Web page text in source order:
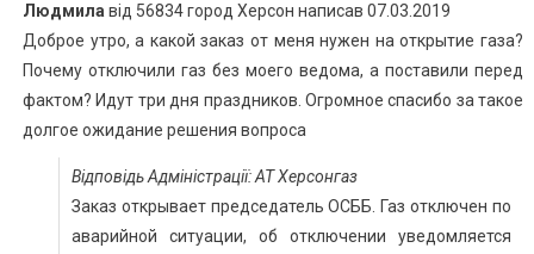
Людмила від 56834 город Херсон написав 07.03.2019
Доброе утро, а какой заказ от меня нужен на открытие газа?
Почему отключили газ без моего ведома, а поставили перед
фактом? Идут три дня праздников. Огромное спасибо за такое
долгое ожидание решения вопроса
Відповідь Адміністрації: АТ Херсонгаз
Заказ открывает председатель ОСББ. Газ отключен по
аварийной ситуации, об отключении уведомляется